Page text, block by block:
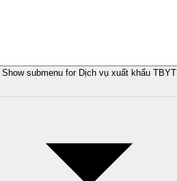
Show submenu for Dịch vụ xuất khẩu TBYT